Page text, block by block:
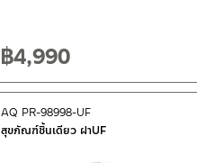
฿4,990
สุขภัณฑ์ชิ้นเดียว ฝาUF
AQ PR-98998-UF